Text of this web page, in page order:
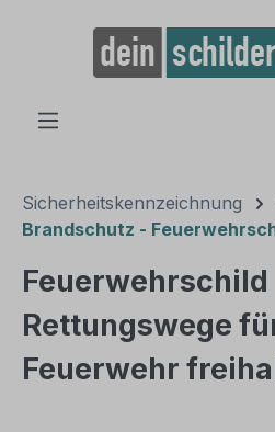
springen
Sicherheitskennzeichnung
Brandschutz -
Feuerwehrschild
Rettungswege
Feuerwehr